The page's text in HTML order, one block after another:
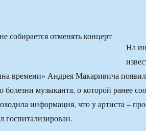
На
времени» Андрея Макаривича
болезни музыканта, о которой ранее
информация, что у артиста –
госпитализирован.